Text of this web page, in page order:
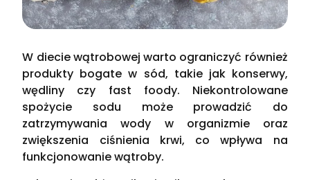
W diecie wątrobowej warto ograniczyć również
produkty bogate w sód, takie jak konserwy,
wędliny czy fast foody. Niekontrolowane
spożycie sodu może prowadzić do
zatrzymywania wody w organizmie oraz
zwiększenia ciśnienia krwi, co wpływa na
funkcjonowanie wątroby.